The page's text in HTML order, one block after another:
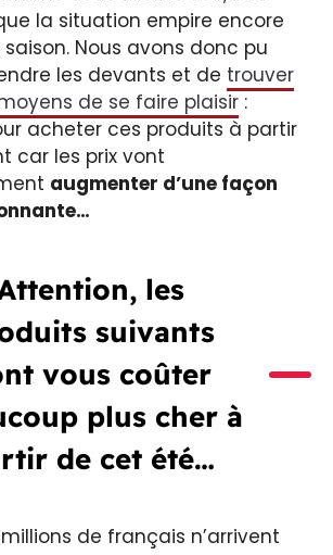
la situation empire encore
Nous avons donc pu
les devants et de trouver
de se faire plaisir :
acheter ces produits à partir
car les prix vont
augmenter d’une façon
les
suivants
vous coûter
plus cher à
de cet été…
de français n’arrivent